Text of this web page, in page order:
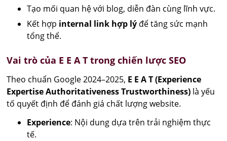
Tạo mối quan hệ với blog, diễn đàn cùng lĩnh vực.
Kết hợp internal link hợp lý để tăng sức mạnh
tổng thể.
Vai trò của E E A T trong chiến lược SEO
Theo chuẩn Google 2024–2025, E E A T (Experience
Expertise Authoritativeness Trustworthiness) là yếu
tố quyết định để đánh giá chất lượng website.
Experience: Nội dung dựa trên trải nghiệm thực
tế.